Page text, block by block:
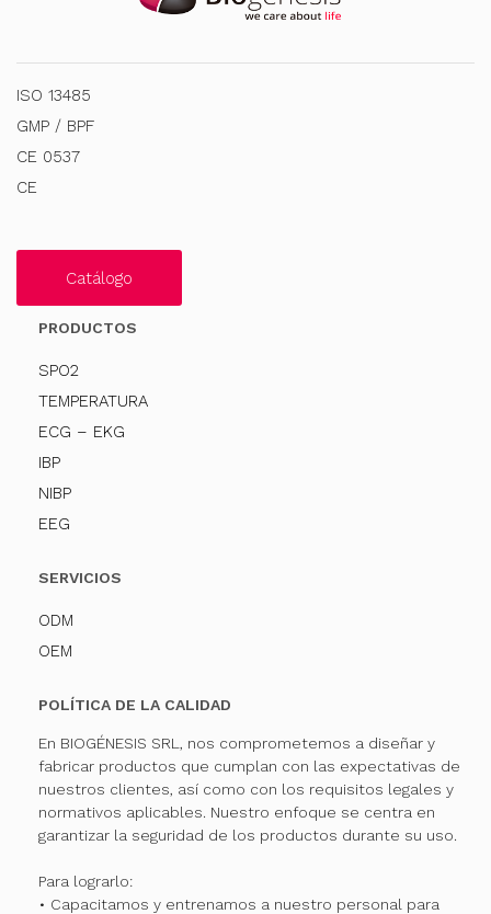
ISO 13485
GMP / BPF
CE 0537
CE
Catálogo
PRODUCTOS
SPO2
TEMPERATURA
ECG – EKG
IBP
NIBP
EEG
SERVICIOS
ODM
OEM
POLÍTICA DE LA CALIDAD
En BIOGÉNESIS SRL, nos comprometemos a diseñar y
fabricar productos que cumplan con las expectativas de
nuestros clientes, así como con los requisitos legales y
normativos aplicables. Nuestro enfoque se centra en
garantizar la seguridad de los productos durante su uso.
Para lograrlo:
• Capacitamos y entrenamos a nuestro personal para